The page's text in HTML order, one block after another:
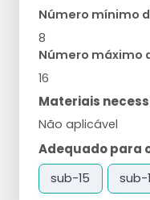
Número mínimo
8
Número máximo
16
Materiais
Não aplicável
Adequado para
sub-15 sub-